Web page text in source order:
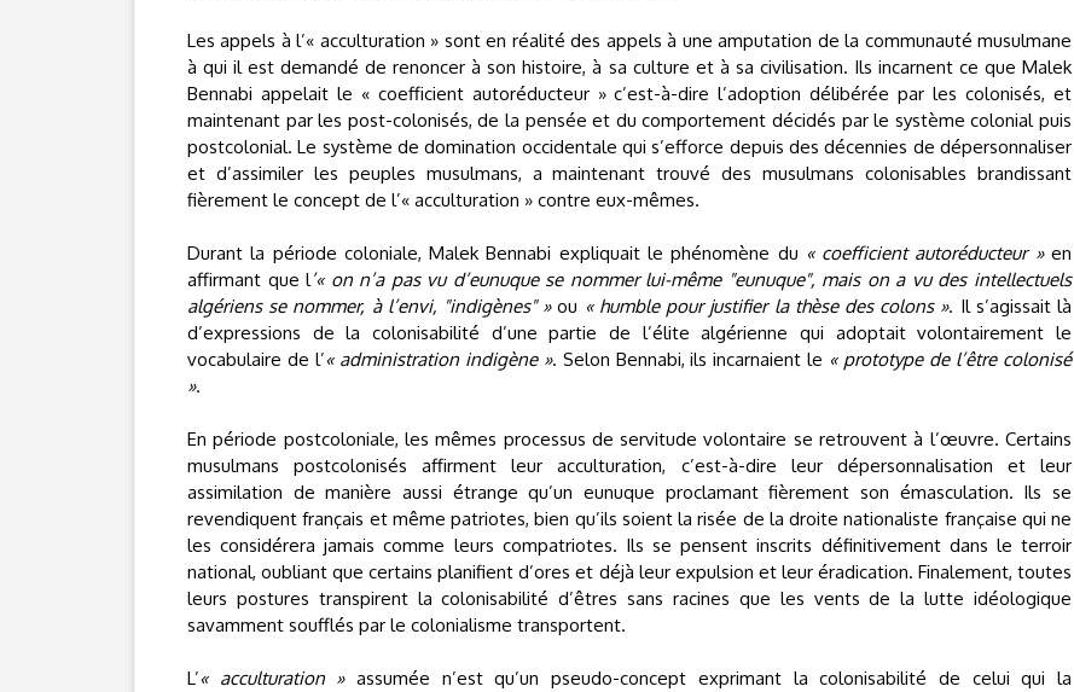
Les appels à l’« acculturation » sont en réalité des appels à une amputation de la communauté musulmane
à qui il est demandé de renoncer à son histoire, à sa culture et à sa civilisation. Ils incarnent ce que Malek
Bennabi appelait le « coefficient autoréducteur » c’est-à-dire l’adoption délibérée par les colonisés, et
maintenant par les post-colonisés, de la pensée et du comportement décidés par le système colonial puis
postcolonial. Le système de domination occidentale qui s’efforce depuis des décennies de dépersonnaliser
et d’assimiler les peuples musulmans, a maintenant trouvé des musulmans colonisables brandissant
fièrement le concept de l’« acculturation » contre eux-mêmes.
Durant la période coloniale, Malek Bennabi expliquait le phénomène du « coefficient autoréducteur »en
affirmant que l’« on n’a pas vu d’eunuque se nommer lui-même "eunuque", mais on a vu des intellectuels
algériens se nommer, à l’envi, "indigènes" »ou « humble pour justifier la thèse des colons ». Il s’agissait là
d’expressions de la colonisabilité d’une partie de l’élite algérienne qui adoptait volontairement le
vocabulaire de l’« administration indigène ». Selon Bennabi, ils incarnaient le « prototype de l’être colonisé
».
En période postcoloniale, les mêmes processus de servitude volontaire se retrouvent à l’œuvre. Certains
musulmans postcolonisés affirment leur acculturation, c’est-à-dire leur dépersonnalisation et leur
assimilation de manière aussi étrange qu’un eunuque proclamant fièrement son émasculation. Ils se
revendiquent français et même patriotes, bien qu’ils soient la risée de la droite nationaliste française qui ne
les considérera jamais comme leurs compatriotes. Ils se pensent inscrits définitivement dans le terroir
national, oubliant que certains planifient d’ores et déjà leur expulsion et leur éradication. Finalement, toutes
leurs postures transpirent la colonisabilité d’êtres sans racines que les vents de la lutte idéologique
savamment soufflés par le colonialisme transportent.
L’« acculturation »assumée n’est qu’un pseudo-concept exprimant la colonisabilité de celui qui la